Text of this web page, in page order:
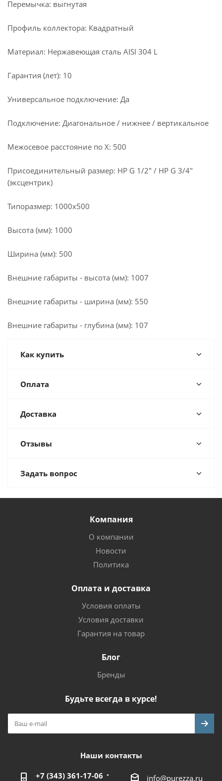
Перемычка: выгнутая
Профиль коллектора: Квадратный
Материал: Нержавеющая сталь AISI 304 L
Гарантия (лет): 10
Универсальное подключение: Да
Подключение: Диагональное / нижнее / вертикальное
Межосевое расстояние по X: 500
Присоединительный размер: НР G 1/2" / НР G 3/4"
(эксцентрик)
Типоразмер: 1000x500
Высота (мм): 1000
Ширина (мм): 500
Внешние габариты - высота (мм): 1007
Внешние габариты - ширина (мм): 550
Внешние габариты - глубина (мм): 107
Как купить
Оплата
Доставка
Отзывы
Задать вопрос
Компания
О компании
Новости
Политика
Оплата и доставка
Условия оплаты
Условия доставки
Гарантия на товар
Блог
Бренды
Будьте всегда в курсе!
Наши контакты
+7 (343) 361-17-06 info@purezza.ru